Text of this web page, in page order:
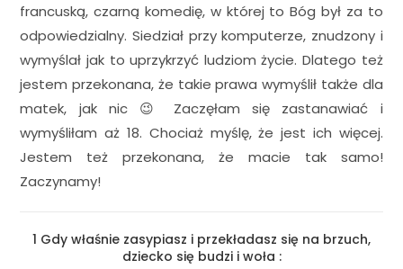
francuską, czarną komedię, w której to Bóg był za to
odpowiedzialny. Siedział przy komputerze, znudzony i
wymyślał jak to uprzykrzyć ludziom życie. Dlatego też
jestem przekonana, że takie prawa wymyślił także dla
matek, jak nic 😉 Zaczęłam się zastanawiać i
wymyśliłam aż 18. Chociaż myślę, że jest ich więcej.
Jestem też przekonana, że macie tak samo!
Zaczynamy!
1 Gdy właśnie zasypiasz i przekładasz się na brzuch,
dziecko się budzi i woła :